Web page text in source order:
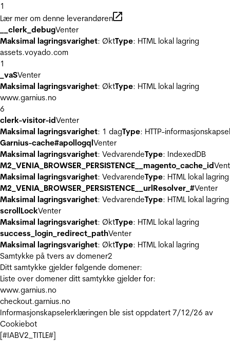
1
Lær mer om denne leverandøren
__clerk_debugVenter
Maksimal lagringsvarighet: ØktType: HTML lokal lagring
assets.voyado.com
1
_vaSVenter
Maksimal lagringsvarighet: ØktType: HTML lokal lagring
www.garnius.no
6
clerk-visitor-idVenter
Maksimal lagringsvarighet: 1 dagType: HTTP-informasjonskapsel
Garnius-cache#apollogqlVenter
Maksimal lagringsvarighet: VedvarendeType: IndexedDB
M2_VENIA_BROWSER_PERSISTENCE__magento_cache_id
Maksimal lagringsvarighet: VedvarendeType: HTML lokal lagring
M2_VENIA_BROWSER_PERSISTENCE__urlResolver_#Venter
Maksimal lagringsvarighet: VedvarendeType: HTML lokal lagring
scrollLockVenter
Maksimal lagringsvarighet: ØktType: HTML lokal lagring
success_login_redirect_pathVenter
Maksimal lagringsvarighet: ØktType: HTML lokal lagring
Samtykke på tvers av domener2
Ditt samtykke gjelder følgende domener:
Liste over domener ditt samtykke gjelder for:
www.garnius.no
checkout.garnius.no
Informasjonskapselerklæringen ble sist oppdatert 7/12/26 av
Cookiebot
[#IABV2_TITLE#]